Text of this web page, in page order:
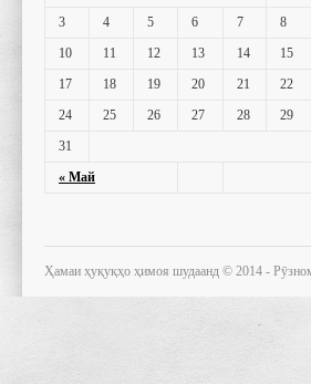
« Май
3
4 5 6 7 8
10
11 12 13 14 15
17
18 19 20 21 22
24
25 26 27 28 29
31
Ҳамаи ҳуқуқҳо ҳимоя шудаанд © 2014 -